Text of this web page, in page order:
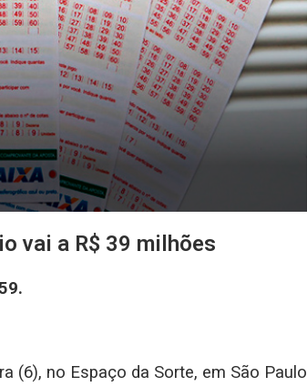
vai a R$ 39 milhões
(6), no Espaço da Sorte, em São Paulo